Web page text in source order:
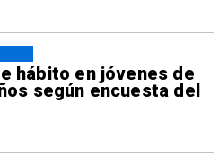
hábito en jóvenes de
según encuesta del